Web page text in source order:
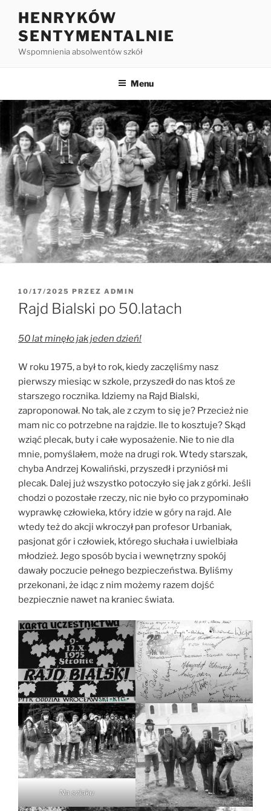
HENRYKÓW
SENTYMENTALNIE
Wspomnienia absolwentów szkół
Menu
10/17/2025 PRZEZ ADMIN
Rajd Bialski po 50.latach
50 lat minęło jak jeden dzień!
W roku 1975, a był to rok, kiedy zaczęliśmy nasz
pierwszy miesiąc w szkole, przyszedł do nas ktoś ze
starszego rocznika. Idziemy na Rajd Bialski,
zaproponował. No tak, ale z czym to się je? Przecież nie
mam nic co potrzebne na rajdzie. Ile to kosztuje? Skąd
wziąć plecak, buty i całe wyposażenie. Nie to nie dla
mnie, pomyślałem, może na drugi rok. Wtedy starszak,
chyba Andrzej Kowaliński, przyszedł i przyniósł mi
plecak. Dalej już wszystko potoczyło się jak z górki. Jeśli
chodzi o pozostałe rzeczy, nic nie było co przypominało
wyprawkę człowieka, który idzie w góry na rajd. Ale
wtedy też do akcji wkroczył pan profesor Urbaniak,
pasjonat gór i człowiek, którego słuchała i uwielbiała
młodzież. Jego sposób bycia i wewnętrzny spokój
dawały poczucie pełnego bezpieczeństwa. Byliśmy
przekonani, że idąc z nim możemy razem dojść
bezpiecznie nawet na kraniec świata.
Na szlaku